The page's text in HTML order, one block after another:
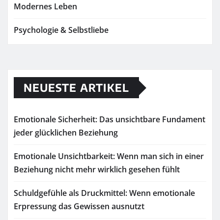
Modernes Leben
Psychologie & Selbstliebe
NEUESTE ARTIKEL
Emotionale Sicherheit: Das unsichtbare Fundament
jeder glücklichen Beziehung
Emotionale Unsichtbarkeit: Wenn man sich in einer
Beziehung nicht mehr wirklich gesehen fühlt
Schuldgefühle als Druckmittel: Wenn emotionale
Erpressung das Gewissen ausnutzt